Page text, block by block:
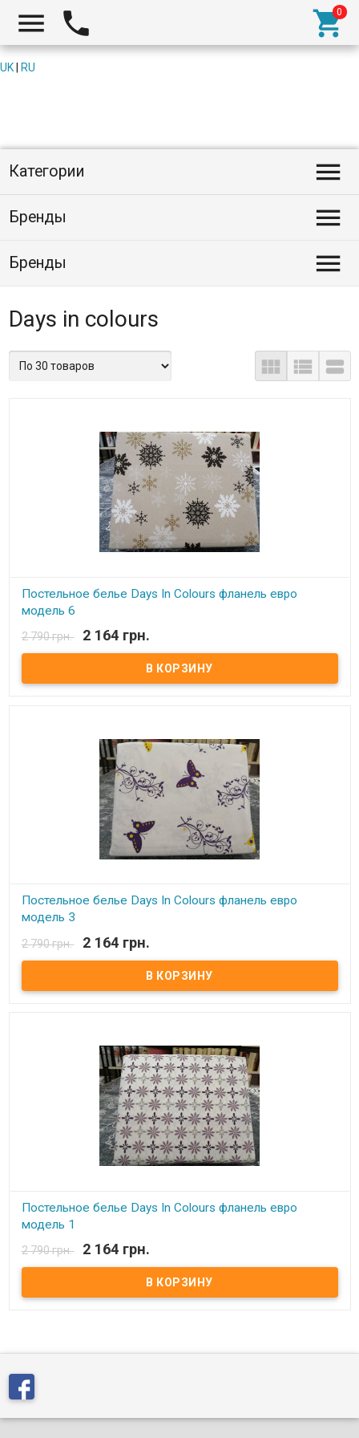
  
UK RU
Категории 
Бренды 
Бренды 
Days in colours
  
Постельное белье Days In Colours фланель евро
модель 6
В наличии
Двуспальный евро комплект из фланели: пододеяльник: 200x220
см простынь: 230x250 см наволочка(2 шт.): 50x70 см ткань:
фланель, 100% хлопок Упаковка: ПВХ сумка на молнии.
2 790 грн. 2 164 грн.
Постельное белье Days In Colours фланель евро
модель 3
В наличии
Двуспальный евро комплект из фланели: пододеяльник: 200x220
см простынь: 230x250 см наволочка(2 шт.): 50x70 см ткань:
фланель, 100% хлопок Упаковка: ПВХ сумка на молнии.
2 790 грн. 2 164 грн.
Постельное белье Days In Colours фланель евро
модель 1
В наличии
Двуспальный евро комплект из фланели: пододеяльник: 200x220
см простынь: 230x250 см наволочка(2 шт.): 50x70 см ткань:
фланель, 100% хлопок Упаковка: ПВХ сумка на молнии.
2 790 грн. 2 164 грн.